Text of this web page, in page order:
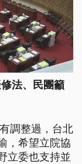
法、民團籲
調整過，台北
，希望立院協
立委也支持並